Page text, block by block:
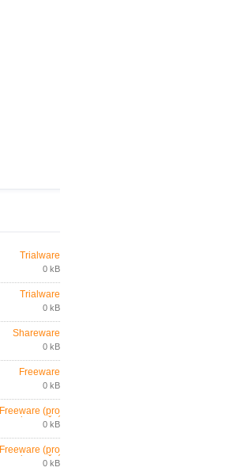
Trialware
0 kB
Trialware
0 kB
Shareware
0 kB
Freeware
0 kB
Freeware (pro
nekomerční
účely)
0 kB
Freeware (pro
nekomerční
účely)
0 kB